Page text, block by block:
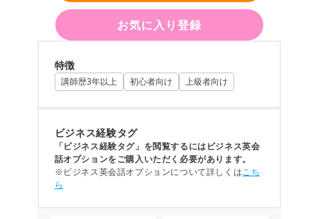
お気に入り登録
特徴
講師歴3年以上 初心者向け 上級者向け
ビジネス経験タグ
「ビジネス経験タグ」を閲覧するにはビジネス英会
話オプションをご購入いただく必要があります。
※ビジネス英会話オプションについて詳しくはこち
ら